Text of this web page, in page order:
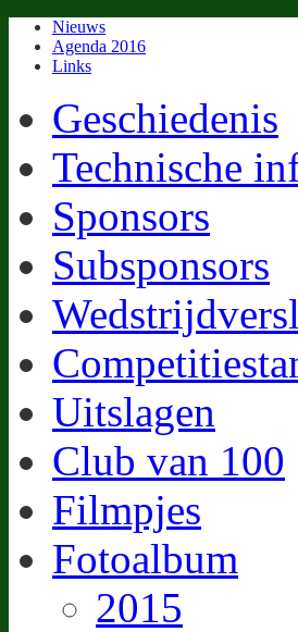
Nieuws
Agenda 2016
Links
Geschiedenis
Technische
Sponsors
Subsponsors
Uitslagen
Club van 100
Filmpjes
Fotoalbum
2015